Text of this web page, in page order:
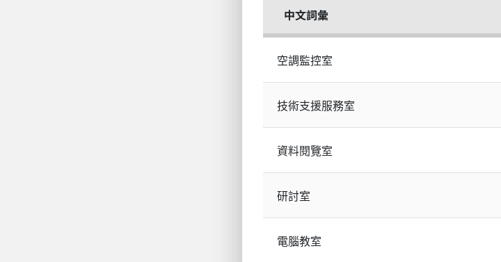
中文詞彙
空調監控室
技術支援服務室
資料閱覽室
研討室
電腦教室